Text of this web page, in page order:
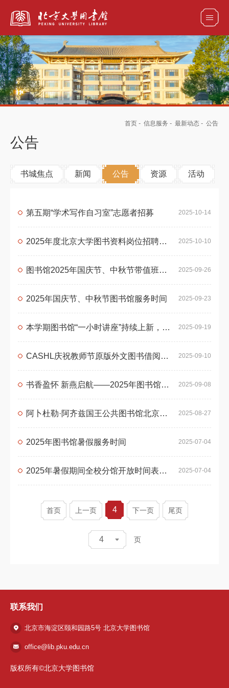
全部资源
首页 - 信息服务 - 最新动态 - 公告
公告
书城焦点 新闻 公告 资源 活动
2025-10-14
第五期“学术写作自习室”志愿者招募
2025-10-10
2025年度北京大学图书资料岗位招聘公告
2025-09-26
图书馆2025年国庆节、中秋节带值班安排
2025-09-23
2025年国庆节、中秋节图书馆服务时间
2025-09-19
本学期图书馆“一小时讲座”持续上新，欢迎参加！
2025-09-10
CASHL庆祝教师节原版外文图书借阅免费（9月10日-10月10日）
2025-09-08
书香盈怀 新燕启航——2025年图书馆迎新系列活动
2025-08-27
阿卜杜勒·阿齐兹国王公共图书馆北京大学分馆招聘学生助理馆员
2025-07-04
2025年图书馆暑假服务时间
2025-07-04
2025年暑假期间全校分馆开放时间表（7月7日-8月26日期间）
首页 上一页 4 下一页 尾页
4 页
联系我们
北京市海淀区颐和园路5号 北京大学图书馆
office@lib.pku.edu.cn
版权所有©北京大学图书馆